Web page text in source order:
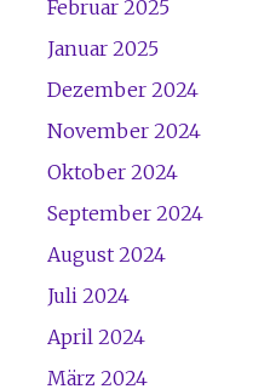
Februar 2025
Januar 2025
Dezember 2024
November 2024
Oktober 2024
September 2024
August 2024
Juli 2024
April 2024
März 2024